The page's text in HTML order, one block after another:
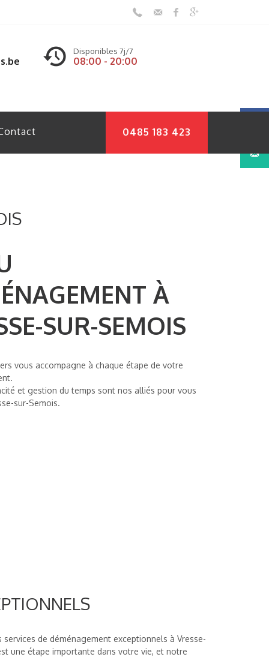
Disponibles 7j/7
08:00 - 20:00
0485 183 423
À
SUR-SEMOIS
vous accompagne à chaque étape de votre
et gestion du temps sont nos alliés pour vous
sur-Semois.
de déménagement exceptionnels à Vresse-
une étape importante dans votre vie, et notre